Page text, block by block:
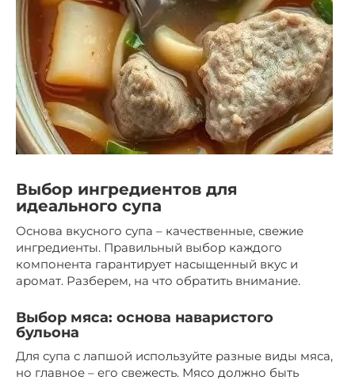
Выбор ингредиентов для
идеального супа
Основа вкусного супа – качественные, свежие
ингредиенты. Правильный выбор каждого
компонента гарантирует насыщенный вкус и
аромат. Разберем, на что обратить внимание.
Выбор мяса: основа наваристого
бульона
Для супа с лапшой используйте разные виды мяса,
но главное – его свежесть. Мясо должно быть